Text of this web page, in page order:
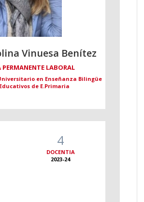
Vinuesa Benítez
PERMANENTE LABORAL
en Enseñanza Bilingüe
de E.Primaria
4
DOCENTIA
2023-24